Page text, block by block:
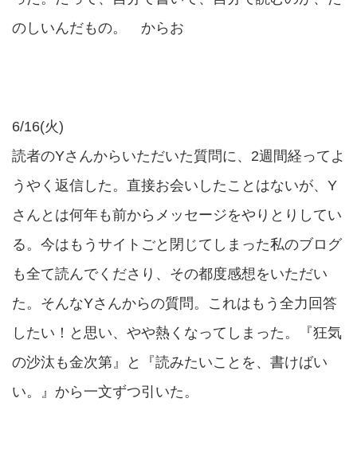
のしいんだもの。 からお
6/16(火)
読者のYさんからいただいた質問に、2週間経ってよ
うやく返信した。直接お会いしたことはないが、Y
さんとは何年も前からメッセージをやりとりしてい
る。今はもうサイトごと閉じてしまった私のブログ
も全て読んでくださり、その都度感想をいただい
た。そんなYさんからの質問。これはもう全力回答
したい！と思い、やや熱くなってしまった。『狂気
の沙汰も金次第』と『読みたいことを、書けばい
い。』から一文ずつ引いた。